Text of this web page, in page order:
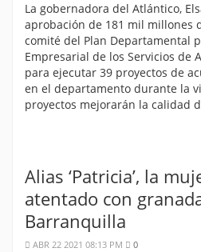
La gobernadora del Atlántico,
aprobación de 181 mil millones
comité del Plan Departamental
Empresarial de los Servicios de
para ejecutar 39 proyectos de
en el departamento durante la
proyectos mejorarán la calidad
Alias ‘Patricia’, la
atentado con
Barranquilla
ABR 22 2021 08:13 PM 0